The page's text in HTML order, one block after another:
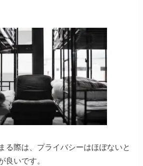
る際は、プライバシーはほぼないと
良いです。